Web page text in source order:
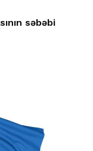
səbəbi